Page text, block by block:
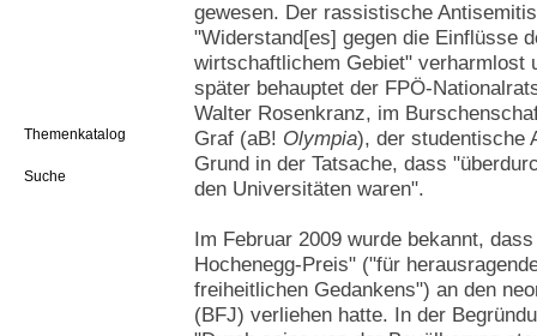
Themenkatalog
Suche
gewesen. Der rassistische
"Widerstand[es] gegen die Einflüsse
wirtschaftlichem Gebiet" verharmlost
später behauptet der FPÖ-
Walter Rosenkranz, im
Graf (aB! Olympia), der studentische
Grund in der Tatsache, dass
den Universitäten waren".
Im Februar 2009 wurde bekannt,
Hochenegg-Preis" ("für
freiheitlichen Gedankens") an den
(BFJ) verliehen hatte. In der